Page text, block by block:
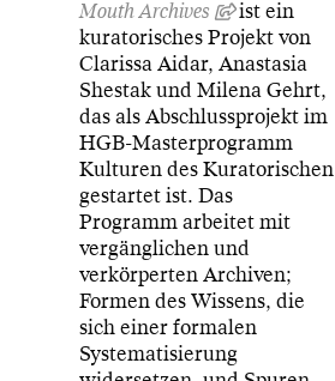
Mouth Archives
ist ein
kuratorisches Projekt von
Clarissa Aidar, Anastasia
Shestak und Milena Gehrt,
das als Abschlussprojekt im
HGB-Masterprogramm
Kulturen des Kuratorischen
gestartet ist. Das
Programm arbeitet mit
vergänglichen und
verkörperten Archiven;
Formen des Wissens, die
sich einer formalen
Systematisierung